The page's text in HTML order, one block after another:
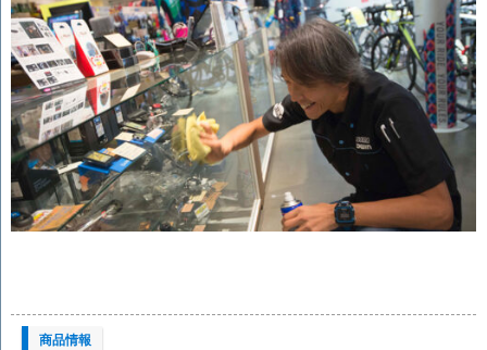
商品情報